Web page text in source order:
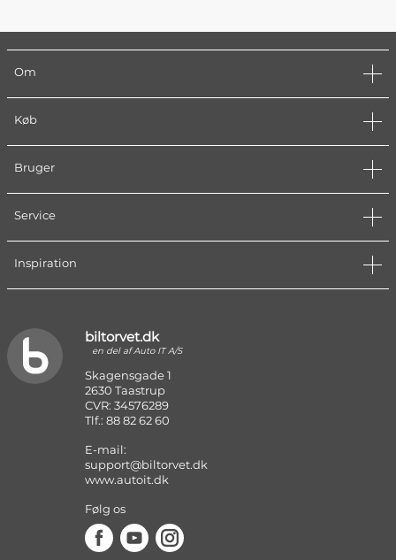
Om
Køb
Bruger
Service
Inspiration
biltorvet.dk
en del af Auto IT A/S
Skagensgade 1
2630 Taastrup
CVR: 34576289
Tlf.: 88 82 62 60
E-mail:
support@biltorvet.dk
www.autoit.dk
Følg os